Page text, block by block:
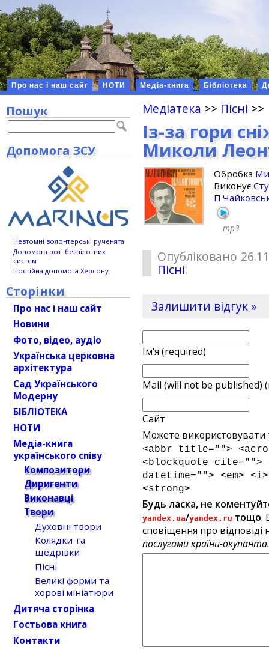
Про нас і наш сайт НОТИ Медіа-книга Бібліотека
Медіатека >> Пісні >>
Із-за гори
Миколи
Обробка
Виконує
mp3
Опубліковано
Пісні.
Залишити відгук »
Ім'я (required)
Mail (will not be published)
Сайт
Можете використовувати
<abbr title="">
<blockquote cite="">
datetime=""> <em>
<strong>
Будь ласка, не
yandex.ua/yandex.ru тощо.
сповіщення про відповіді
послугами країни-
Пошук
Допомога ЗСУ
Невтомні волонтерські рученята
Допомога роті безпілотних
систем
Постійна допомога Херсону
Сторінки
Про нас і наш сайт
Новини
Фото, відео, аудіо
Українська церковна
архітектура
Сад Українського
Модерну
БІБЛІОТЕКА
НОТИ
Медіа-книга
українського співу
Композитори
Диригенти
Виконавці
Твори
Духовні твори
Колядки та
щедрівки
Пісні
Великі форми та
хорові мініатюри
Дитяча сторінка
Гостьова книга
Контакти